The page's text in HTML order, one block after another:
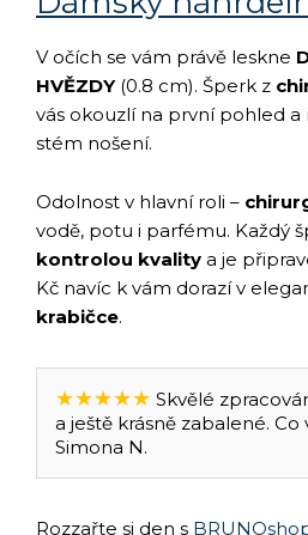
V očích se vám právě leskne
HVĚZDY(0.8 cm). Šperk z
vás okouzlí na první pohled
stém nošení.
Odolnost v hlavní roli –
vodě, potu i parfému. Každý
kontrolou kvality a je
Kč navíc k vám dorazí v
krabičce.
★★★★★ Skvělé
a ještě krásně zabalené. Co
Simona N.
Rozzařte si den s